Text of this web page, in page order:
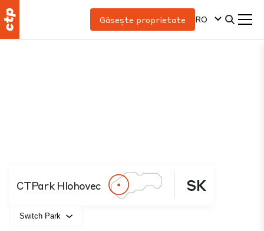
Găsește proprietate RO
CTPark Hlohovec SK
Switch Park